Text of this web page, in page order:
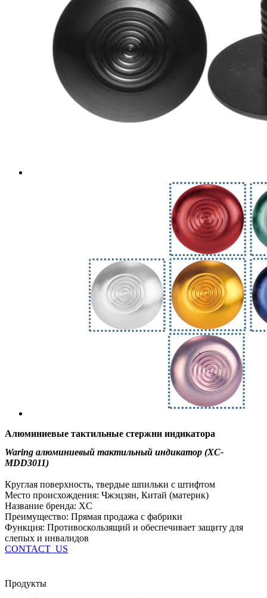
Алюминиевые тактильные стержни индикатора
Waring алюминиевый тактильный индикатор (XC-
MDD3011)
Круглая поверхность, твердые шпильки с штифтом
Место происхождения: Чжэцзян, Китай (материк)
Название бренда: XC
Преимущество: Прямая продажа с фабрики
Функция: Противоскользящий и обеспечивает защиту для
слепых и инвалидов
CONTACT_US
Продукты